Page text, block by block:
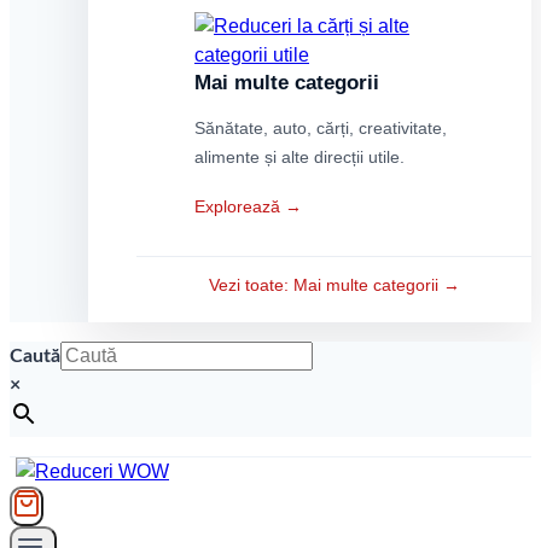
Mai multe categorii
Sănătate, auto, cărți, creativitate,
alimente și alte direcții utile.
Explorează →
Vezi toate: Mai multe categorii →
Caută
×